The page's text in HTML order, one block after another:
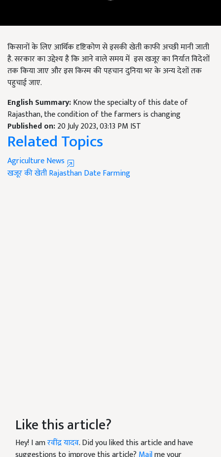
किसानों के लिए आर्थिक दृष्टिकोण से इसकी खेती काफी अच्छी मानी जाती
है. सरकार का उद्देश्य है कि आने वाले समय में इस खजूर का निर्यात विदेशों
तक किया जाए और इस किस्म की पहचान दुनिया भर के अन्य देशों तक
पहुचाई जाए.
English Summary:Know the specialty of this date of
Rajasthan, the condition of the farmers is changing
Published on:20 July 2023, 03:13 PM IST
Related Topics
Agriculture News
खजूर की खेतीRajasthanDate Farming
Like this article?
Hey! I amरवींद्र यादव. Did you liked this article and have